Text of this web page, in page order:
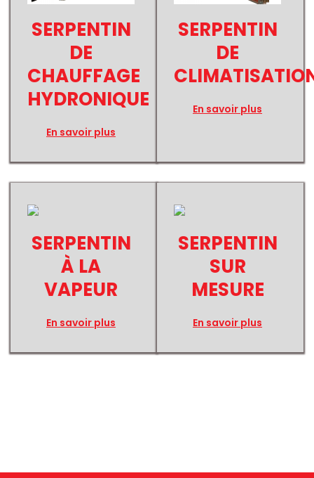
SERPENTIN
DE
CHAUFFAGE
HYDRONIQUE
En savoir plus
SERPENTIN
DE
En savoir plus
SERPENTIN
À LA
VAPEUR
En savoir plus
SERPENTIN
SUR
MESURE
En savoir plus